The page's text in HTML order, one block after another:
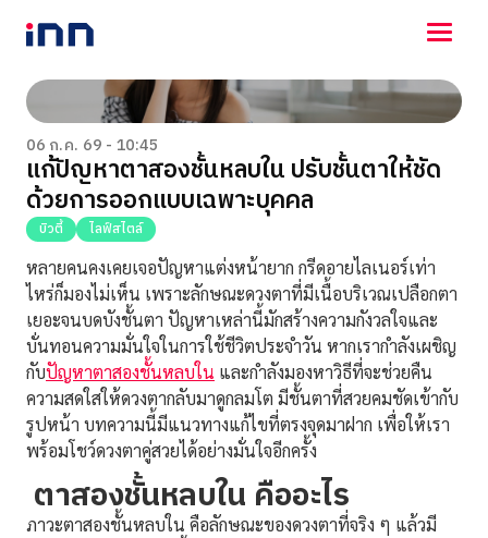
NEWS
ENTERTAINMENT
LIFESTYLE
HOROSCOPE
LOTTERY
VIDEO
ร่วมด้วยช่วยกัน
06 ก.ค. 69 - 10:45
แก้ปัญหาตาสองชั้นหลบใน ปรับชั้นตาให้ชัด
ด้วยการออกแบบเฉพาะบุคคล
บิวตี้ ไลฟ์สไตล์
หลายคนคงเคยเจอปัญหาแต่งหน้ายาก กรีดอายไลเนอร์เท่า
ไหร่ก็มองไม่เห็น เพราะลักษณะดวงตาที่มีเนื้อบริเวณเปลือกตา
เยอะจนบดบังชั้นตา ปัญหาเหล่านี้มักสร้างความกังวลใจและ
บั่นทอนความมั่นใจในการใช้ชีวิตประจำวัน หากเรากำลังเผชิญ
กับปัญหาตาสองชั้นหลบใน และกำลังมองหาวิธีที่จะช่วยคืน
ความสดใสให้ดวงตากลับมาดูกลมโต มีชั้นตาที่สวยคมชัดเข้ากับ
รูปหน้า บทความนี้มีแนวทางแก้ไขที่ตรงจุดมาฝาก เพื่อให้เรา
พร้อมโชว์ดวงตาคู่สวยได้อย่างมั่นใจอีกครั้ง
ตาสองชั้นหลบใน คืออะไร
ภาวะตาสองชั้นหลบใน คือลักษณะของดวงตาที่จริง ๆ แล้วมี